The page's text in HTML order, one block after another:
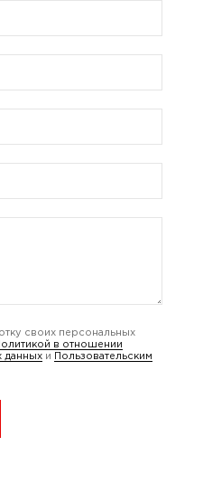
своих персональных
в отношении
данных и
Пользовательским